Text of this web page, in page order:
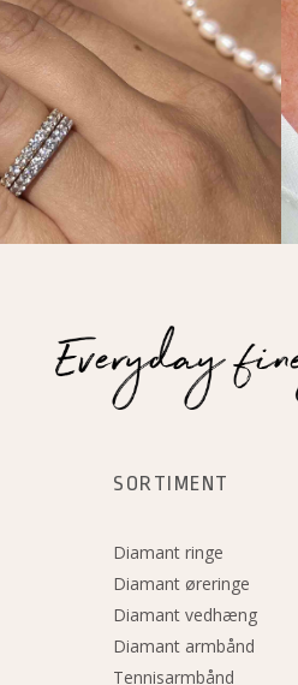
SORTIMENT
Diamant ringe
Diamant øreringe
Diamant vedhæng
Diamant armbånd
Tennisarmbånd